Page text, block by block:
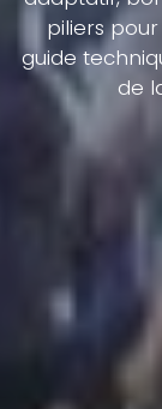
piliers
guide
de